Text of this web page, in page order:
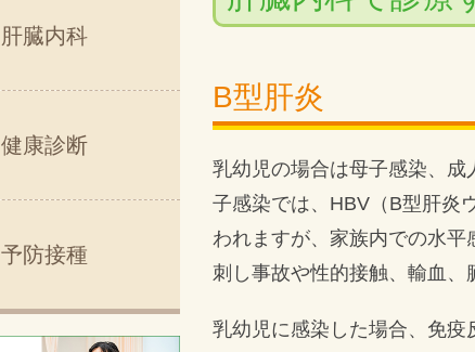
肝臓内科
健康診断
予防接種
B型肝炎
乳幼児の場合は母子感染、
子感染では、HBV（B型肝炎
われますが、家族内での水
刺し事故や性的接触、輸血、
乳幼児に感染した場合、免